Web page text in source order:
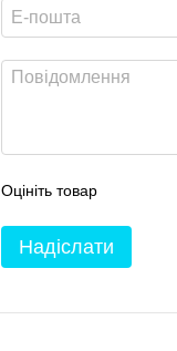
Оцініть товар
Надіслати